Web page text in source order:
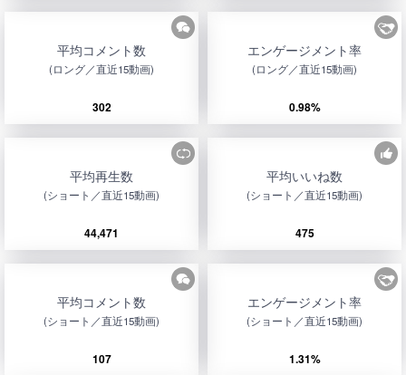
平均コメント数
(ロング／直近15動画)
302
エンゲージメント率
(ロング／直近15動画)
0.98%
平均再生数
(ショート／直近15動画)
44,471
平均いいね数
(ショート／直近15動画)
475
平均コメント数
(ショート／直近15動画)
107
エンゲージメント率
(ショート／直近15動画)
1.31%